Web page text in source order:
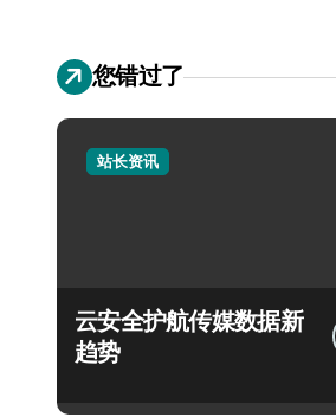
您错过了
站长资讯
云安全护航传媒数据新
趋势